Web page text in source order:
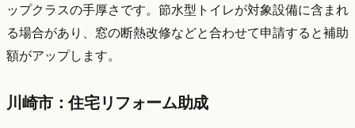
ップクラスの手厚さです。節水型トイレが対象設備に含まれ
る場合があり、窓の断熱改修などと合わせて申請すると補助
額がアップします。
川崎市：住宅リフォーム助成